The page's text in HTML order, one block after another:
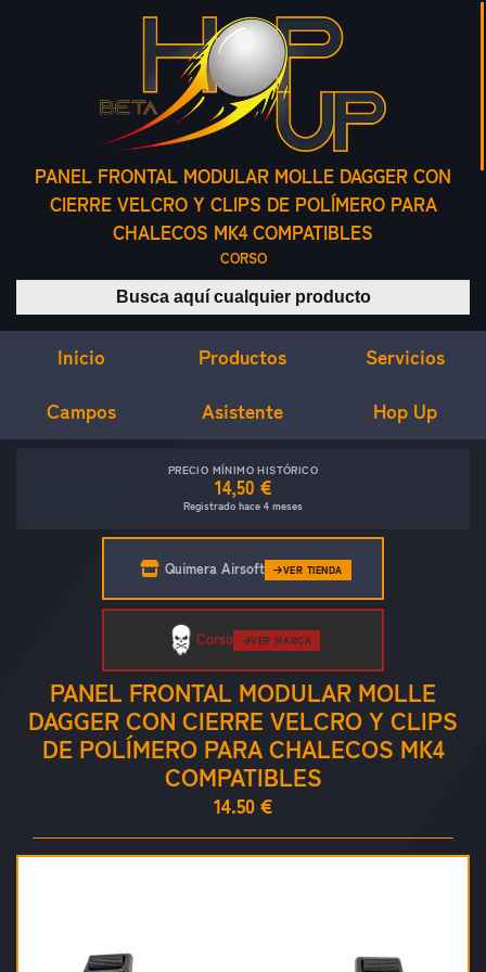
PANEL FRONTAL MODULAR MOLLE DAGGER CON
CIERRE VELCRO Y CLIPS DE POLÍMERO PARA
CHALECOS MK4 COMPATIBLES
CORSO
Buscar productos
Inicio Productos Servicios
Campos Asistente Hop Up
PRECIO MÍNIMO HISTÓRICO
14,50 €
Registrado hace 4 meses
Quimera Airsoft VER TIENDA
PANEL FRONTAL MODULAR MOLLE
DAGGER CON CIERRE VELCRO Y CLIPS
DE POLÍMERO PARA CHALECOS MK4
COMPATIBLES
14.50 €
Corso VER MARCA